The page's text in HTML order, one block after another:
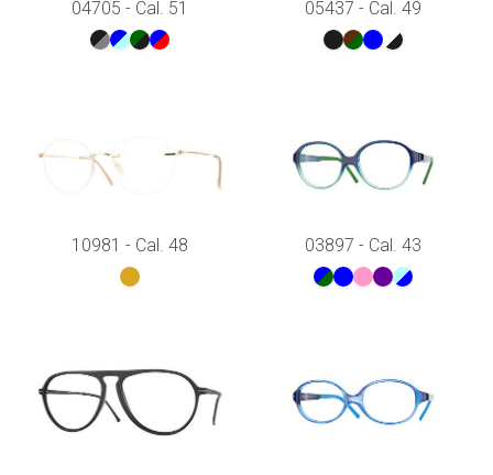
04705 - Cal. 51 05437 - Cal. 49
10981 - Cal. 48 03897 - Cal. 43